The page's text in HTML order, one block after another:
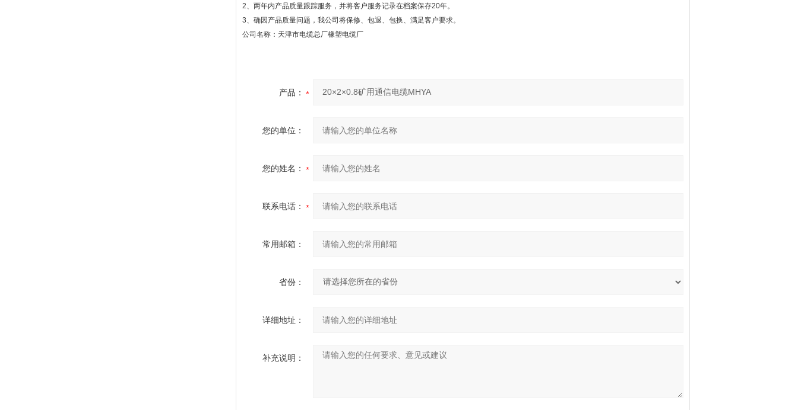
2、两年内产品质量跟踪服务，并将客户服务记录在档案保存20年。
3、确因产品质量问题，我公司将保修、包退、包换、满足客户要求。
公司名称：天津市电缆总厂橡塑电缆厂
产品：
您的单位：
您的姓名：
联系电话：
常用邮箱：
省份：
详细地址：
补充说明：